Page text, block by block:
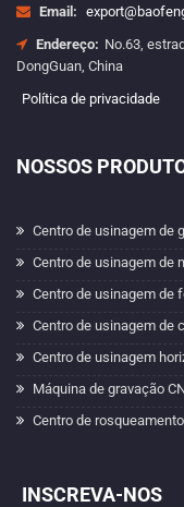
Email:
Endereço: No.63,
DongGuan, China
Política de privacidade
NOSSOS
Centro de usinagem de
Centro de usinagem de
Centro de usinagem de
Centro de usinagem de
Centro de usinagem
Máquina de gravação
Centro de
INSCREVA-NOS